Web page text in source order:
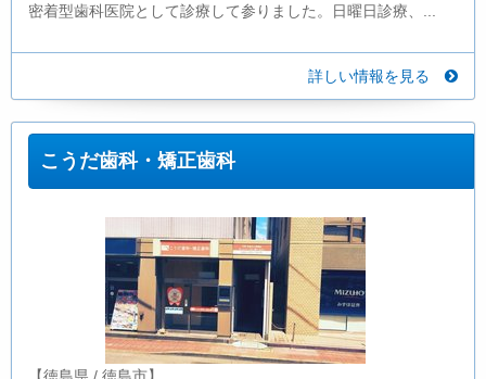
密着型歯科医院として診療して参りました。日曜日診療、...
詳しい情報を見る
こうだ歯科・矯正歯科